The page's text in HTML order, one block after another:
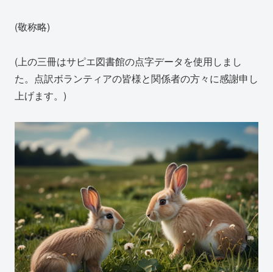
(敬称略)
(上の三冊はサピエ図書館の点字データを使用しまし
た。点訳ボランティアの皆様と関係者の方々に感謝申し
上げます。)